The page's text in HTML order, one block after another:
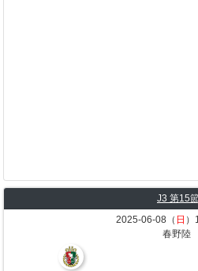
J3 第15
2025-06-08（ 日 ）
春野陸